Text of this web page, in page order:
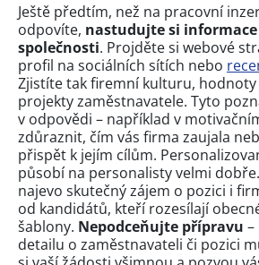
Ještě předtím, než na pracovní
odpovíte, nastudujte si informace
společnosti. Projděte si webové
profil na sociálních sítích nebo
Zjistíte tak firemní kulturu,
projekty zaměstnavatele. Tyto
v odpovědi – například v
zdůraznit, čím vás firma zaujala
přispět k jejím cílům.
působí na personalisty velmi
najevo skutečný zájem o pozici i
od kandidátů, kteří rozesílají
šablony. Nepodceňujte přípravu –
detailu o zaměstnavateli či pozici